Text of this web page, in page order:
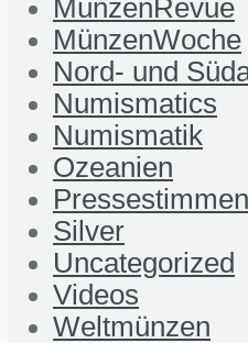
MünzenRevue
MünzenWoche
Nord- und
Numismatics
Numismatik
Ozeanien
Pressestimmen
Silver
Uncategorized
Videos
Weltmünzen